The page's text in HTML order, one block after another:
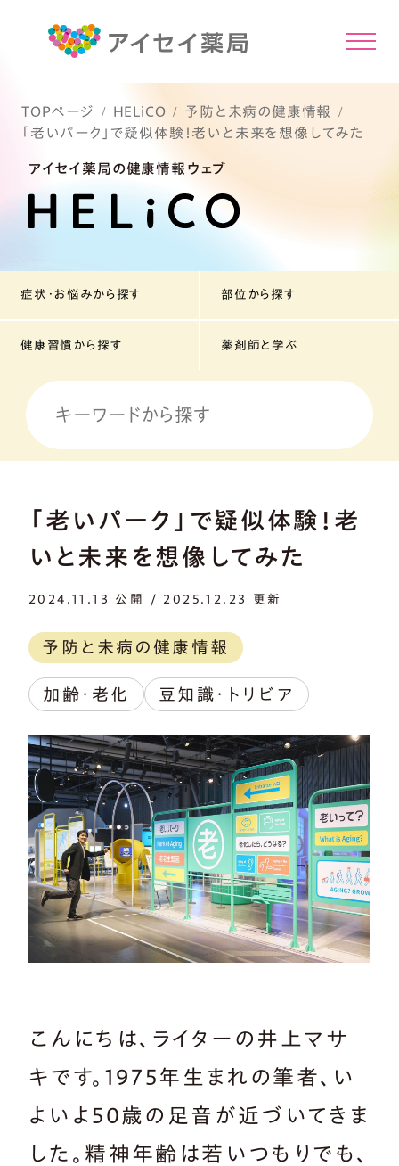
TOPページ HELiCO
予防と未病の健康情報
「老いパーク」で疑似体験！老いと未来を想像してみた
アイセイ薬局の健康情報ウェブ
症状・お悩みから探す 部位から探す
健康習慣から探す 薬剤師と学ぶ
「老いパーク」で疑似体験！老
いと未来を想像してみた
2024.11.13 公開 / 2025.12.23 更新
予防と未病の健康情報
加齢・老化 豆知識・トリビア
こんにちは、ライターの井上マサ
キです。1975年生まれの筆者、い
よいよ50歳の足音が近づいてきま
した。精神年齢は若いつもりでも、